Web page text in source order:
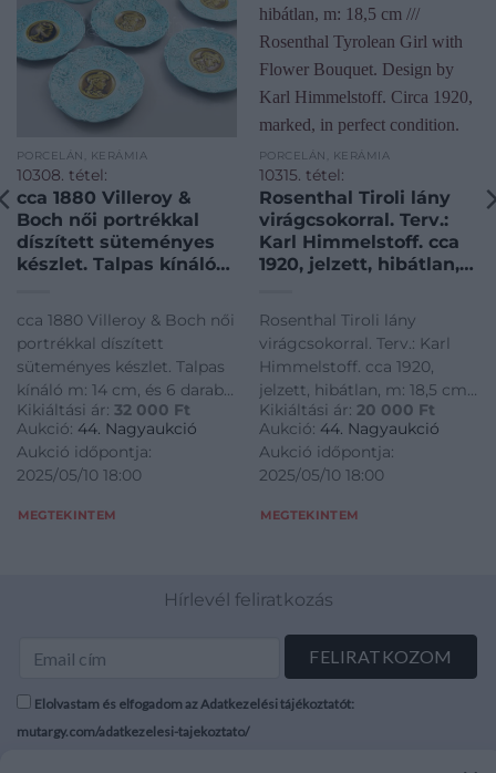
PORCELÁN, KERÁMIA
10308. tétel:
cca 1880 Villeroy &
Boch női portrékkal
díszített süteményes
készlet. Talpas kínáló
sérülésekkel, 1 tál
ragasztott. /// Circa
1880, Villeroy & Boch
Dessert Set with
Female Portrait
Decorations. Footed
serving dish, height: 14
cm, and 6 plates,
diameter: 20 cm.
cca 1880 Villeroy & Boch női
portrékkal díszített
süteményes készlet. Talpas
kínáló m: 14 cm, és 6 darab
tál d: 20 cm. Jelzett, kis
sérülésekkel, 1 tál ragasztott.
/// Circa 1880, Villeroy &
Boch Dessert Set with
Marked, with minor
Kikiáltási ár: 32 000 Ft
Aukció: 44. Nagyaukció
Aukció időpontja:
2025/05/10 18:00
MEGTEKINTEM
PORCELÁN, KERÁMIA
10315. tétel:
Rosenthal Tiroli lány
virágcsokorral. Terv.:
Karl Himmelstoff. cca
1920, jelzett, hibátlan,
Flower Bouquet.
Design by Karl
Himmelstoff. Circa
1920, marked, in
perfect condition.
Height: 18.5 cm
Rosenthal Tiroli lány
virágcsokorral. Terv.: Karl
Himmelstoff. cca 1920,
jelzett, hibátlan, m: 18,5 cm
/// Rosenthal Tyrolean Girl
with Flower Bouquet.
Design by Karl Himmelstoff.
Circa 1920, marked, in
Kikiáltási ár: 20 000 Ft
Aukció: 44. Nagyaukció
Aukció időpontja:
2025/05/10 18:00
MEGTEKINTEM
Hírlevél feliratkozás
Elolvastam és elfogadom az Adatkezelési tájékoztatót:
mutargy.com/adatkezelesi-tajekoztato/